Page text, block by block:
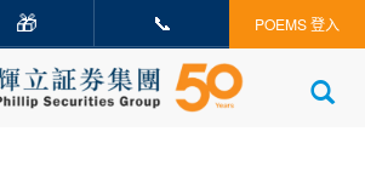
🎁 📞 POEMS 登入